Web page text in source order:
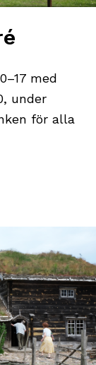
med
under
för alla